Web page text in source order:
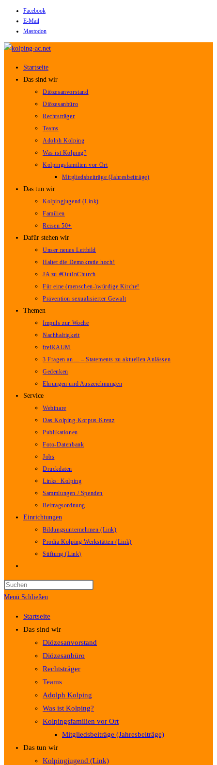
Inhalt
springen
Facebook
E-Mail
Mastodon
Startseite
Das sind wir
Diözesanvorstand
Diözesanbüro
Rechtsträger
Teams
Adolph Kolping
Was ist Kolping?
Kolpingsfamilien vor Ort
Mitgliedsbeiträge (Jahresbeiträge)
Das tun wir
Kolpingjugend (Link)
Familien
Reisen 50+
Dafür stehen wir
Unser neues Leitbild
Haltet die Demokratie hoch!
JA zu #OutInChurch
Für eine (menschen-)würdige Kirche!
Prävention sexualisierter Gewalt
Themen
Impuls zur Woche
Nachhaltigkeit
freiRAUM
3 Fragen an… – Statements zu aktuellen Anlässen
Gedenken
Ehrungen und Auszeichnungen
Service
Webinare
Das Kolping-Korpus-Kreuz
Publikationen
Foto-Datenbank
Jobs
Druckdaten
Links: Kolping
Sammlungen / Spenden
Beitragsordnung
Einrichtungen
Bildungsunternehmen (Link)
Prodia Kolping Werkstätten (Link)
Stiftung (Link)
umschalten
Menü Schließen
Startseite
Das sind wir
Diözesanvorstand
Diözesanbüro
Rechtsträger
Teams
Adolph Kolping
Was ist Kolping?
Kolpingsfamilien vor Ort
Mitgliedsbeiträge (Jahresbeiträge)
Das tun wir
Kolpingjugend (Link)